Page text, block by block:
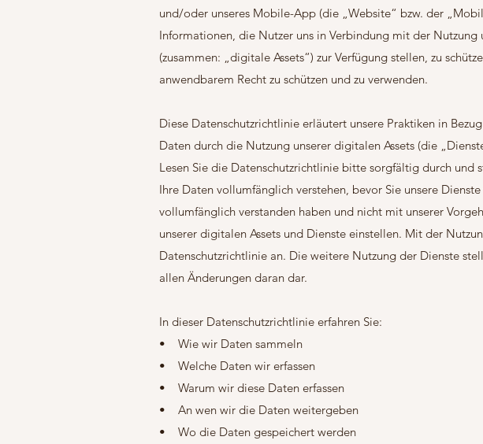
und/oder unseres Mobile-App (die „Website“ bzw. der
Informationen, die Nutzer uns in Verbindung mit der
(zusammen: „digitale Assets“) zur Verfügung stellen, zu
anwendbarem Recht zu schützen und zu verwenden.
Diese Datenschutzrichtlinie erläutert unsere Praktiken in
Daten durch die Nutzung unserer digitalen Assets (die
Lesen Sie die Datenschutzrichtlinie bitte sorgfältig durch und
Ihre Daten vollumfänglich verstehen, bevor Sie unsere
vollumfänglich verstanden haben und nicht mit unserer
unserer digitalen Assets und Dienste einstellen. Mit der
Datenschutzrichtlinie an. Die weitere Nutzung der Dienste
allen Änderungen daran dar.
In dieser Datenschutzrichtlinie erfahren Sie:
• Wie wir Daten sammeln
• Welche Daten wir erfassen
• Warum wir diese Daten erfassen
• An wen wir die Daten weitergeben
• Wo die Daten gespeichert werden